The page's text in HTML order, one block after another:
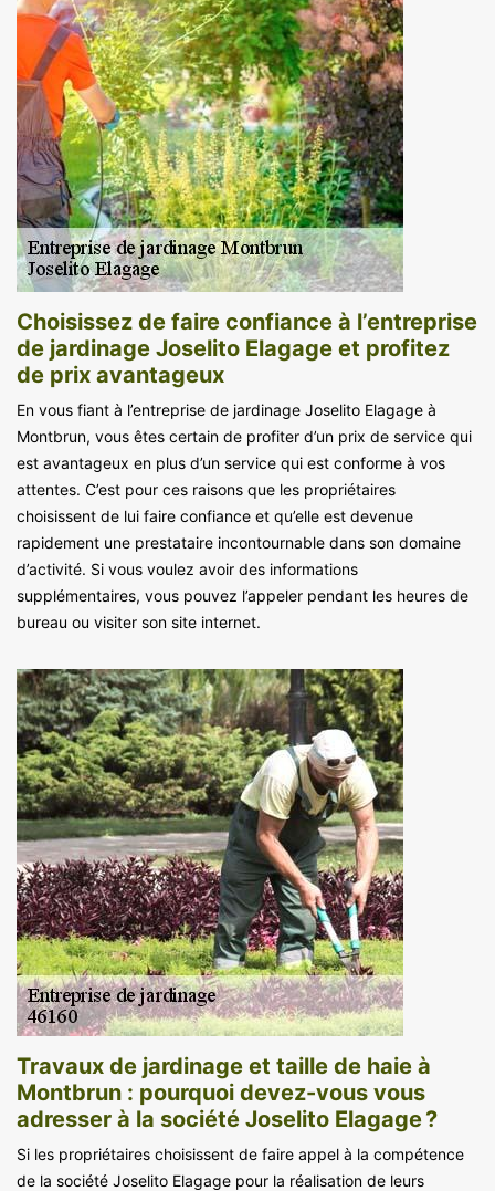
Choisissez de faire confiance à l’entreprise
de jardinage Joselito Elagage et profitez
de prix avantageux
En vous fiant à l’entreprise de jardinage Joselito Elagage à
Montbrun, vous êtes certain de profiter d’un prix de service qui
est avantageux en plus d’un service qui est conforme à vos
attentes. C’est pour ces raisons que les propriétaires
choisissent de lui faire confiance et qu’elle est devenue
rapidement une prestataire incontournable dans son domaine
d’activité. Si vous voulez avoir des informations
supplémentaires, vous pouvez l’appeler pendant les heures de
bureau ou visiter son site internet.
Travaux de jardinage et taille de haie à
Montbrun : pourquoi devez-vous vous
adresser à la société Joselito Elagage ?
Si les propriétaires choisissent de faire appel à la compétence
de la société Joselito Elagage pour la réalisation de leurs